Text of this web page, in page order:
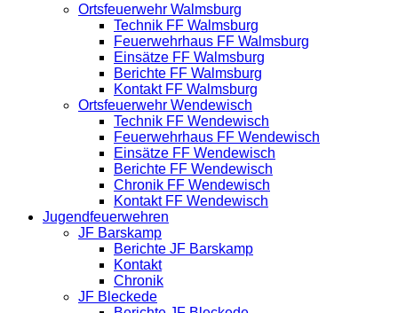
Ortsfeuerwehr Walmsburg
Technik FF Walmsburg
Feuerwehrhaus FF Walmsburg
Einsätze FF Walmsburg
Berichte FF Walmsburg
Kontakt FF Walmsburg
Ortsfeuerwehr Wendewisch
Technik FF Wendewisch
Feuerwehrhaus FF Wendewisch
Einsätze FF Wendewisch
Berichte FF Wendewisch
Chronik FF Wendewisch
Kontakt FF Wendewisch
Jugendfeuerwehren
JF Barskamp
Berichte JF Barskamp
Kontakt
Chronik
JF Bleckede